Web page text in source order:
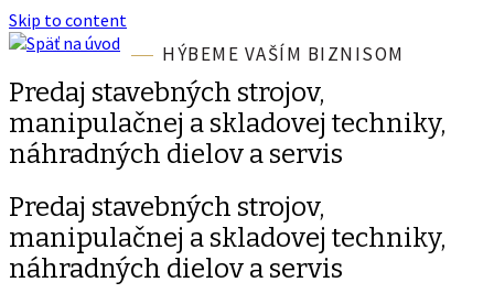
Skip to content
HÝBEME VAŠÍM BIZNISOM
Predaj stavebných strojov,
manipulačnej a skladovej techniky,
náhradných dielov a servis
Predaj stavebných strojov,
manipulačnej a skladovej techniky,
náhradných dielov a servis